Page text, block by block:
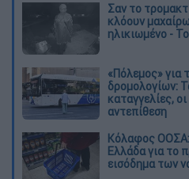
Σαν το
κλόουν
ηλικιωμένο -
«Πόλεμος» για
δρομολογίων:
καταγγελίες,
αντεπίθεση
Κόλαφος ΟΟΣΑ:
Ελλάδα για το
εισόδημα των